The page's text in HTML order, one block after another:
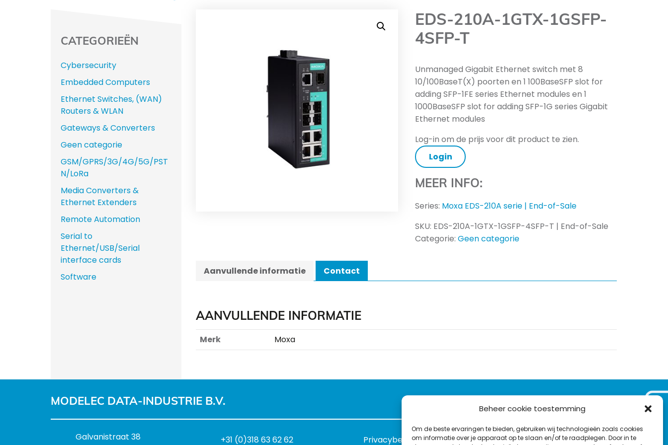
Beheer cookie toestemming
Om de beste ervaringen te bieden, gebruiken wij technologieën zoals cookies
om informatie over je apparaat op te slaan en/of te raadplegen. Door in te
EDS-210A-1GTX-1GSFP-
4SFP-T
Unmanaged Gigabit Ethernet switch met 8
10/100BaseT(X) poorten en 1 100BaseSFP slot for
adding SFP-1FE series Ethernet modules en 1
1000BaseSFP slot for adding SFP-1G series Gigabit
Ethernet modules
Log-in om de prijs voor dit product te zien.
Login
MEER INFO:
Series: Moxa EDS-210A serie | End-of-Sale
SKU: EDS-210A-1GTX-1GSFP-4SFP-T | End-of-Sale
Categorie:Geen categorie
Aanvullende informatie Contact
AANVULLENDE INFORMATIE
Merk Moxa
CATEGORIEËN
Cybersecurity
Embedded Computers
Ethernet Switches, (WAN)
Routers & WLAN
Gateways & Converters
Geen categorie
GSM/GPRS/3G/4G/5G/PST
N/LoRa
Media Converters &
Ethernet Extenders
Remote Automation
Serial to
Ethernet/USB/Serial
interface cards
Software
MODELEC DATA-INDUSTRIE B.V.
B
Galvanistraat 38
+31 (0)318 63 62 62 Privacybeleid
L
F
Y
C